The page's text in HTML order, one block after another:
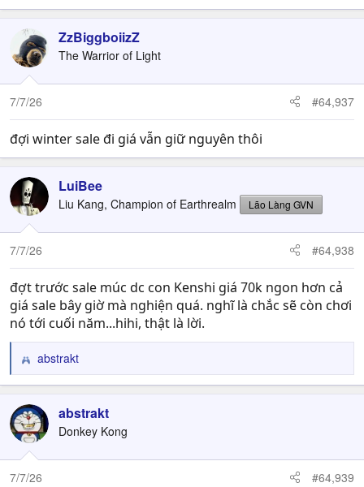
ZzBiggboiizZ
The Warrior of Light
7/7/26 #64,937
đợi winter sale đi giá vẫn giữ nguyên thôi
LuiBee
Liu Kang, Champion of Earthrealm Lão Làng GVN
7/7/26 #64,938
đợt trước sale múc dc con Kenshi giá 70k ngon hơn cả
giá sale bây giờ mà nghiện quá. nghĩ là chắc sẽ còn chơi
nó tới cuối năm...hihi, thật là lời.
R
e
c
t
i
o
n
abstrakt
abstrakt
Donkey Kong
7/7/26 #64,939